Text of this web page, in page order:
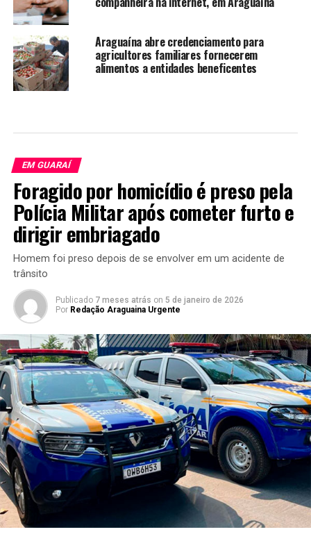
Araguaína abre credenciamento para
agricultores familiares fornecerem
alimentos a entidades beneficentes
EM GUARAÍ
Foragido por homicídio é preso pela
Polícia Militar após cometer furto e
dirigir embriagado
Homem foi preso depois de se envolver em um acidente de
trânsito
Publicado 7 meses atrás on 5 de janeiro de 2026
Por Redação Araguaina Urgente